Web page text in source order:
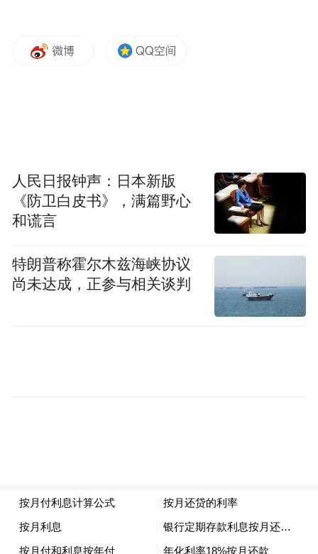
人民日报钟声：日本新版
《防卫白皮书》，满篇野心
和谎言
特朗普称霍尔木兹海峡协议
尚未达成，正参与相关谈判